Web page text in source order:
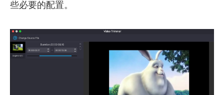
些必要的配置。